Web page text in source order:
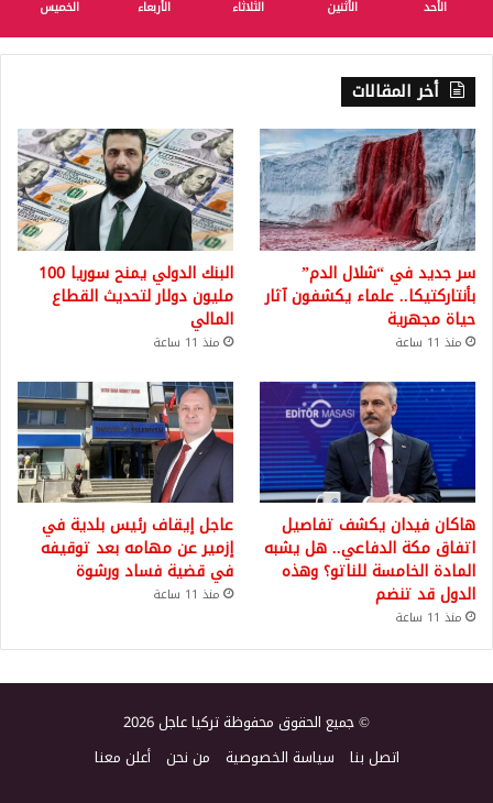
الأحد الأثنين الثلاثاء الأربعاء الخميس
أخر المقالات
سر جديد في “شلال الدم”
بأنتاركتيكا.. علماء يكشفون آثار
حياة مجهرية
منذ 11 ساعة
البنك الدولي يمنح سوريا 100
مليون دولار لتحديث القطاع
المالي
منذ 11 ساعة
هاكان فيدان يكشف تفاصيل
اتفاق مكة الدفاعي.. هل يشبه
المادة الخامسة للناتو؟ وهذه
الدول قد تنضم
منذ 11 ساعة
عاجل إيقاف رئيس بلدية في
إزمير عن مهامه بعد توقيفه
في قضية فساد ورشوة
منذ 11 ساعة
© جميع الحقوق محفوظة تركيا عاجل 2026
اتصل بنا سياسة الخصوصية من نحن أعلن معنا